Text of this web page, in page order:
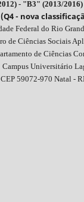
- "B3" (2013/
(Q4 - nova
Federal do Rio
de Ciências Sociais
de Ciências
Campus Universitário
CEP 59072-970 Natal -